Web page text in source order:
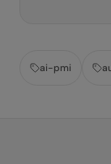
ai-pmi